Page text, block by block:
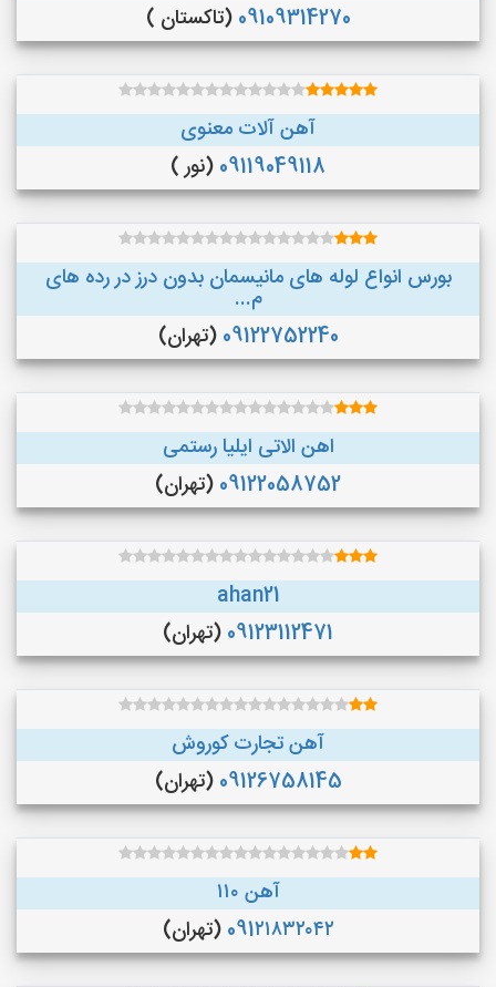
09109314270 (تاکستان )
آهن آلات معنوی
09119049118 (نور )
بورس انواع لوله های مانیسمان بدون درز در رده های
م...
09122752240 (تهران)
اهن الاتی ایلیا رستمی
09122058752 (تهران)
ahan21
09123112471 (تهران)
آهن تجارت کوروش
09126758145 (تهران)
آهن ۱۱۰
091۲۱۸۳۲۰۴۲ (تهران)